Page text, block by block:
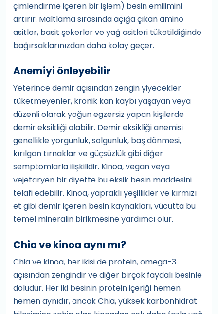
çimlendirme içeren bir işlem) besin emilimini
artırır. Maltlama sırasında açığa çıkan amino
asitler, basit şekerler ve yağ asitleri tüketildiğinde
bağırsaklarınızdan daha kolay geçer.
Anemiyi önleyebilir
Yeterince demir açısından zengin yiyecekler
tüketmeyenler, kronik kan kaybı yaşayan veya
düzenli olarak yoğun egzersiz yapan kişilerde
demir eksikliği olabilir. Demir eksikliği anemisi
genellikle yorgunluk, solgunluk, baş dönmesi,
kırılgan tırnaklar ve güçsüzlük gibi diğer
semptomlarla ilişkilidir. Kinoa, vegan veya
vejetaryen bir diyette bu eksik besin maddesini
telafi edebilir. Kinoa, yapraklı yeşillikler ve kırmızı
et gibi demir içeren besin kaynakları, vücutta bu
temel mineralin birikmesine yardımcı olur.
Chia ve kinoa aynı mı?
Chia ve kinoa, her ikisi de protein, omega-3
açısından zengindir ve diğer birçok faydalı besinle
doludur. Her iki besinin protein içeriği hemen
hemen aynıdır, ancak Chia, yüksek karbonhidrat